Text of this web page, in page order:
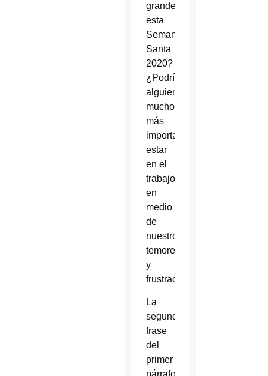
grande
esta
Semana
Santa
2020?
¿Podría
alguien
mucho
más
importante
estar
en el
trabajo
en
medio
de
nuestros
temores
y
frustración?
La
segunda
frase
del
primer